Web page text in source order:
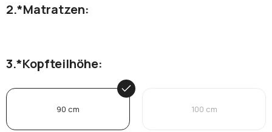
*Matratzen:
*Kopfteilhöhe:
90 cm 100 cm